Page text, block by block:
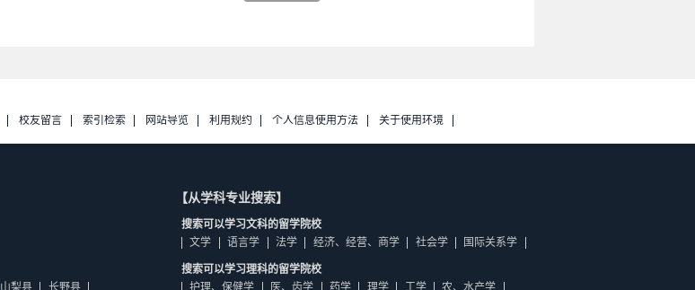
校友留言 索引检索 网站导览 利用规约 个人信息使用方法 关于使用环境
山梨县
长野县
【从学科专业搜索】
搜索可以学习文科的留学院校
文学
语言学 法学 经济、经营、商学 社会学 国际关系学
搜索可以学习理科的留学院校
护理、保健学
医、齿学 药学 理学 工学 农、水产学